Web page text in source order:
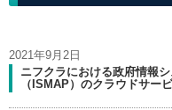
2021年9月2日
ニフクラにおける政府情報
（ISMAP）のクラウドサー